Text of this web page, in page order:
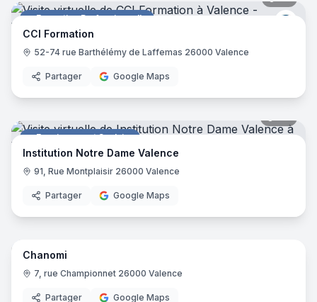
Formation Professionnelle CCI
CCI Formation
52-74 rue Barthélémy de Laffemas 26000 Valence
Partager Google Maps
Enseignement Scolaire
Institution Notre Dame Valence
91, Rue Montplaisir 26000 Valence
Partager Google Maps
Salon de thé
Chanomi
7, rue Championnet 26000 Valence
Partager Google Maps